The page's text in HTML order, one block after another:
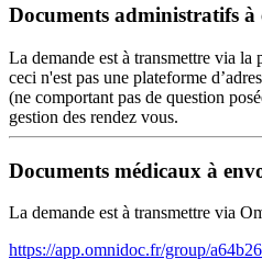
Documents administratifs à
La demande est à transmettre via
ceci n'est pas une plateforme
(ne comportant pas de question
gestion des rendez vous.
Documents médicaux à
La demande est à transmettre via
https://app.omnidoc.fr/group/